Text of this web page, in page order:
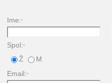
Ime:*
Spol:*
Ž
M
Email:*